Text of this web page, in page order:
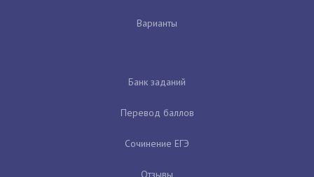
Варианты
Банк заданий
Перевод баллов
Сочинение ЕГЭ
Отзывы